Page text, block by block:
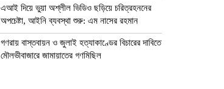
এআই দিয়ে ভুয়া অশ্লীল ভিডিও ছড়িয়ে চরিত্রহননের
অপচেষ্টা, আইনি ব্যবস্থা শুরু: এম নাসের রহমান
গণরায় বাস্তবায়ন ও জুলাই হত্যাকাণ্ডের বিচারের দাবিতে
মৌলভীবাজারে জামায়াতের গণমিছিল